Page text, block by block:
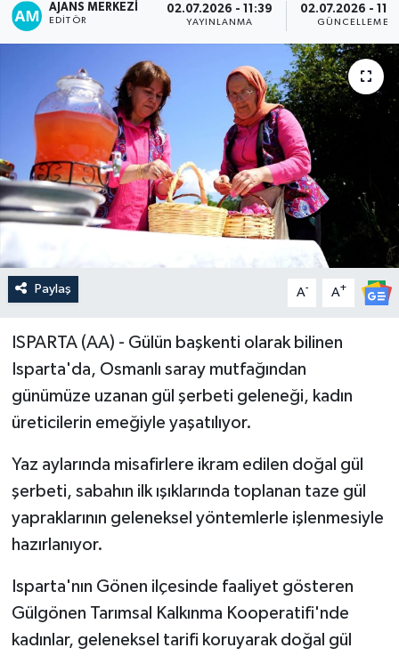
AJANS MERKEZI
EDITÖR
02.07.2026 - 11:39
YAYINLANMA
02.07.2026 -
GÜNCELLEME
Paylaş A- A+
ISPARTA (AA) - Gülün başkenti olarak bilinen
Isparta'da, Osmanlı saray mutfağından
günümüze uzanan gül şerbeti geleneği, kadın
üreticilerin emeğiyle yaşatılıyor.
Yaz aylarında misafirlere ikram edilen doğal gül
şerbeti, sabahın ilk ışıklarında toplanan taze gül
yapraklarının geleneksel yöntemlerle işlenmesiyle
hazırlanıyor.
Isparta'nın Gönen ilçesinde faaliyet gösteren
Gülgönen Tarımsal Kalkınma Kooperatifi'nde
kadınlar, geleneksel tarifi koruyarak doğal gül